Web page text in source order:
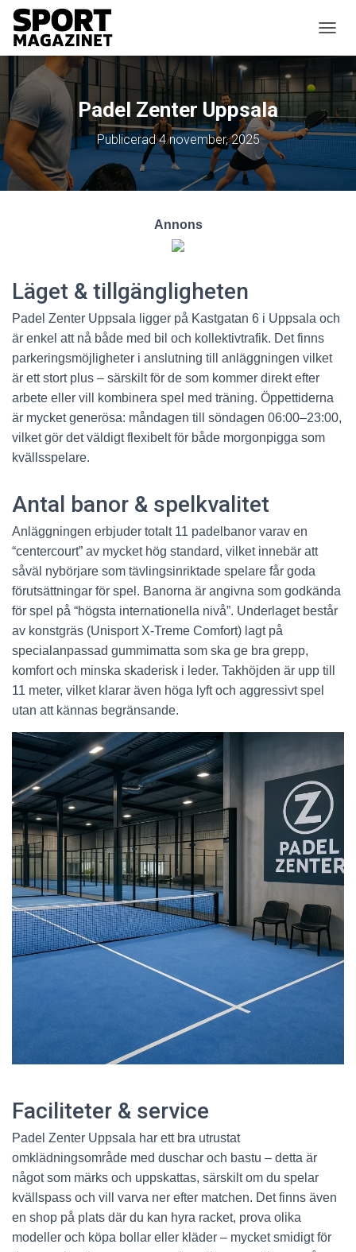
Padel Zenter Uppsala
Publicerad4 november, 2025
Annons
Läget & tillgängligheten
Padel Zenter Uppsala ligger på Kastgatan 6 i Uppsala och
är enkel att nå både med bil och kollektivtrafik. Det finns
parkeringsmöjligheter i anslutning till anläggningen vilket
är ett stort plus – särskilt för de som kommer direkt efter
arbete eller vill kombinera spel med träning. Öppettiderna
är mycket generösa: måndagen till söndagen 06:00–23:00,
vilket gör det väldigt flexibelt för både morgonpigga som
kvällsspelare.
Antal banor & spelkvalitet
Anläggningen erbjuder totalt 11 padelbanor varav en
“centercourt” av mycket hög standard, vilket innebär att
såväl nybörjare som tävlingsinriktade spelare får goda
förutsättningar för spel. Banorna är angivna som godkända
för spel på “högsta internationella nivå”. Underlaget består
av konstgräs (Unisport X-Treme Comfort) lagt på
specialanpassad gummimatta som ska ge bra grepp,
komfort och minska skaderisk i leder. Takhöjden är upp till
11 meter, vilket klarar även höga lyft och aggressivt spel
utan att kännas begränsande.
Faciliteter & service
Padel Zenter Uppsala har ett bra utrustat
omklädningsområde med duschar och bastu – detta är
något som märks och uppskattas, särskilt om du spelar
kvällspass och vill varva ner efter matchen. Det finns även
en shop på plats där du kan hyra racket, prova olika
modeller och köpa bollar eller kläder – mycket smidigt för